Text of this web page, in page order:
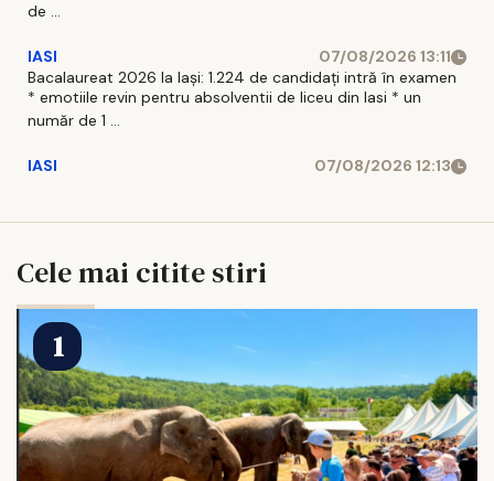
de ...
IASI
07/08/2026 13:11
Bacalaureat 2026 la Iași: 1.224 de candidați intră în examen
* emotiile revin pentru absolventii de liceu din Iasi * un
număr de 1 ...
IASI 07/08/2026 12:13
Cele mai citite stiri